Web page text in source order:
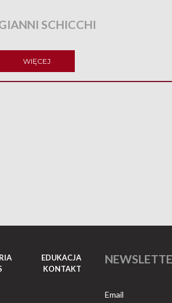
SCHICCHI
WIĘCEJ
EDUKACJA
KONTAKT
Email